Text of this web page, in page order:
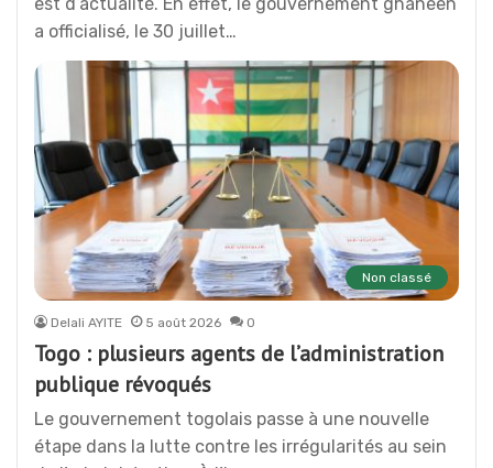
a officialisé, le 30 juillet…
Non classé
Delali AYITE 5 août 2026 0
Togo : plusieurs agents de l’administration
publique révoqués
Le gouvernement togolais passe à une nouvelle
étape dans la lutte contre les irrégularités au sein